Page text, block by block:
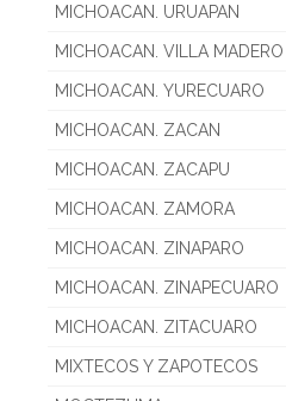
MICHOACAN. URUAPAN
MICHOACAN. VILLA MADERO
MICHOACAN. YURECUARO
MICHOACAN. ZACAN
MICHOACAN. ZACAPU
MICHOACAN. ZAMORA
MICHOACAN. ZINAPARO
MICHOACAN. ZINAPECUARO
MICHOACAN. ZITACUARO
MIXTECOS Y ZAPOTECOS